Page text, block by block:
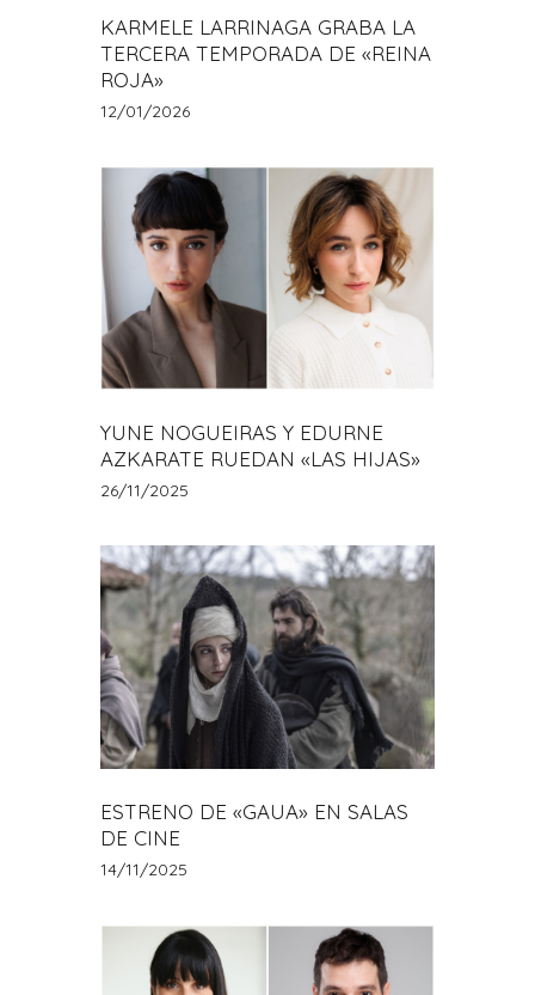
KARMELE LARRINAGA GRABA LA
TERCERA TEMPORADA DE «REINA
ROJA»
12/01/2026
YUNE NOGUEIRAS Y EDURNE
AZKARATE RUEDAN «LAS HIJAS»
26/11/2025
ESTRENO DE «GAUA» EN SALAS
DE CINE
14/11/2025